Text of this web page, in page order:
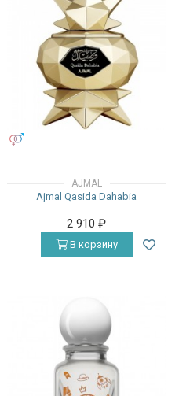
AJMAL
Ajmal Qasida Dahabia
2 910₽
В корзину